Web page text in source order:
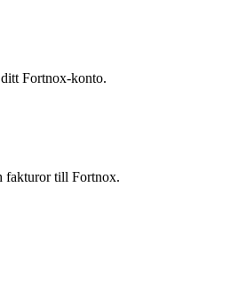
Fortnox-konto.
fakturor till Fortnox.